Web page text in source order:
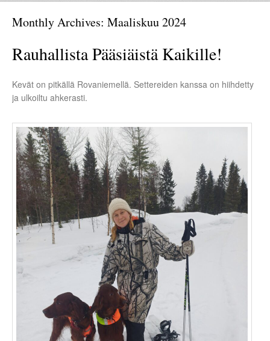
Monthly Archives: Maaliskuu 2024
Rauhallista Pääsiäistä Kaikille!
Kevät on pitkällä Rovaniemellä. Settereiden kanssa on hiihdetty
ja ulkoiltu ahkerasti.